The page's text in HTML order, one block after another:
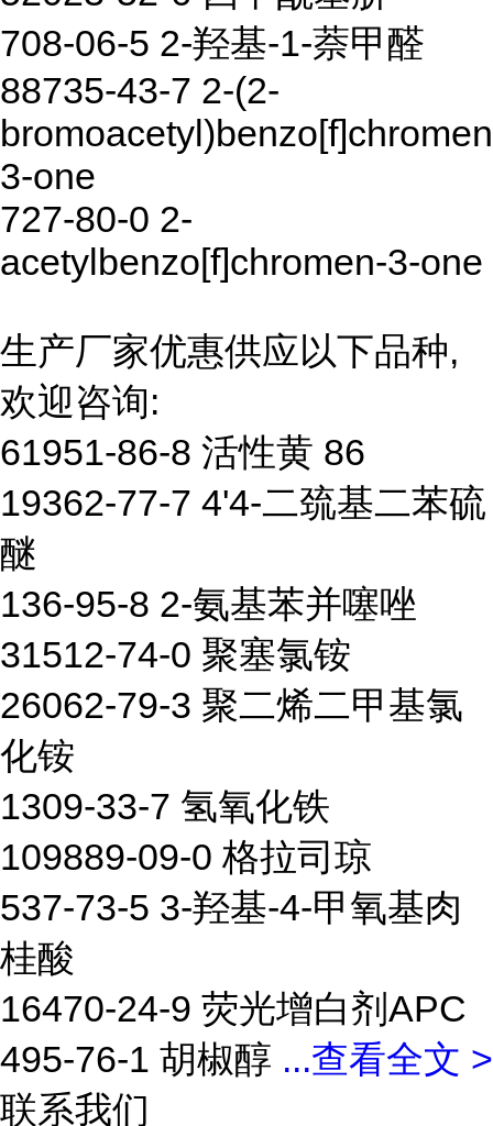
708-06-5 2-羟基-1-萘甲醛
88735-43-7 2-(2-
3-one
727-80-0 2-
acetylbenzo[f]chromen-3-one
生产厂家优惠供应以下品种,
欢迎咨询:
61951-86-8 活性黄 86
19362-77-7 4'4-二巯基二苯硫
醚
136-95-8 2-氨基苯并噻唑
31512-74-0 聚塞氯铵
26062-79-3 聚二烯二甲基氯
化铵
1309-33-7 氢氧化铁
109889-09-0 格拉司琼
537-73-5 3-羟基-4-甲氧基肉
桂酸
16470-24-9 荧光增白剂APC
495-76-1 胡椒醇 ...查看全文 >
联系我们